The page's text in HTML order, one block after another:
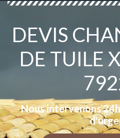
DEVIS
DE TUILE
Nous intervenons